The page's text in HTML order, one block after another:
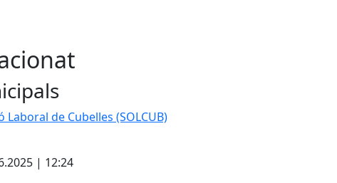
de Cubelles (SOLCUB)
| 12:24